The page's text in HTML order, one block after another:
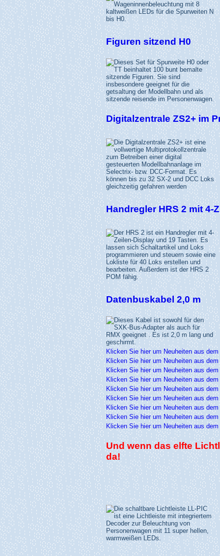
Figuren sitzend H0
Digitalzentrale ZS2+ im
Handregler HRS 2 mit 4-
Datenbuskabel 2,0 m
Klicken Sie hier um Neuheiten aus
Klicken Sie hier um Neuheiten aus
Klicken Sie hier um Neuheiten aus
Klicken Sie hier um Neuheiten aus
Klicken Sie hier um Neuheiten aus
Klicken Sie hier um Neuheiten aus
Klicken Sie hier um Neuheiten aus
Klicken Sie hier um Neuheiten aus
Klicken Sie hier um Neuheiten aus
Und wenn das elfte
da!